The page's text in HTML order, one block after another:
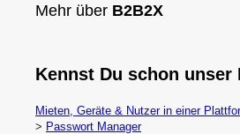
Mehr über B2B2X
Kennst Du schon unser
Mieten, Geräte & Nutzer in einer
> Passwort Manager